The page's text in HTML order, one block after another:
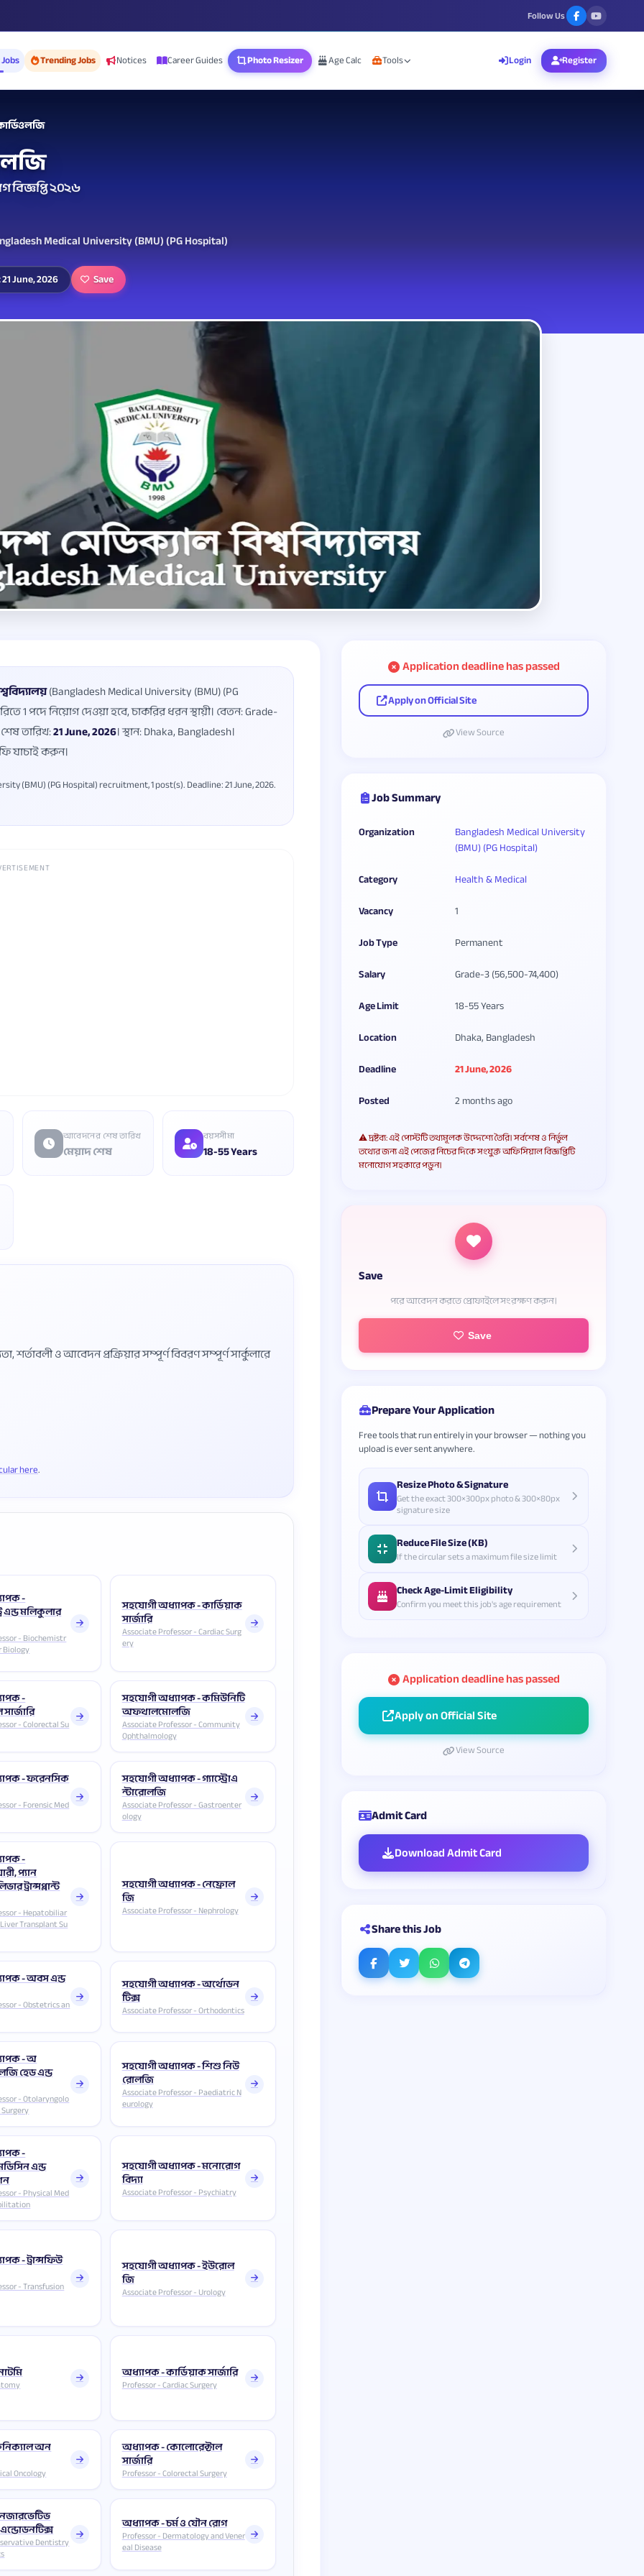
Follow Us
Trending Jobs Notices Career Guides Photo Resizer Age Calc Tools Login Register
বিজ্ঞপ্তি ২০২৬
Medical University (BMU) (PG Hospital)
June, 2026 Save
(Bangladesh Medical University (BMU) (PG
1 পদে নিয়োগ দেওয়া হবে, চাকরির ধরন স্থায়ী। বেতন: Grade-
তারিখ:21 June, 2026। স্থান: Dhaka, Bangladesh।
যাচাই করুন।
(BMU) (PG Hospital) recruitment, 1 post(s). Deadline: 21 June, 2026.
আবেদনের শেষ তারিখ
মেয়াদ শেষ
বয়সসীমা
18-55 Years
ও আবেদন প্রক্রিয়ার সম্পূর্ণ বিবরণ সম্পূর্ণ সার্কুলারে
here
-
এন্ড মলিকুলার
- Biochemistr
Biology
সহযোগী অধ্যাপক - কার্ডিয়াক
সার্জারি
Associate Professor - Cardiac Surg
ery
-
- Colorectal Su
সহযোগী অধ্যাপক - কমিউনিটি
অফথালমোলজি
Associate Professor - Community
Ophthalmology
- ফরেনসিক
- Forensic Med
সহযোগী অধ্যাপক - গ্যাস্ট্রোএ
ন্টারোলজি
Associate Professor - Gastroenter
ology
-
প্যান
ট্রান্সপ্লান্ট
- Hepatobiliar
Transplant Su
সহযোগী অধ্যাপক - নেফ্রোল
জি
Associate Professor - Nephrology
- অবস এন্ড
- Obstetrics an
সহযোগী অধ্যাপক - অর্থোডন
টিক্স
Associate Professor - Orthodontics
- অ
হেড এন্ড
- Otolaryngolo
সহযোগী অধ্যাপক - শিশু নিউ
রোলজি
Associate Professor - Paediatric N
eurology
-
এন্ড
- Physical Med
সহযোগী অধ্যাপক - মনোরোগ
বিদ্যা
Associate Professor - Psychiatry
- ট্রান্সফিউ
- Transfusion
সহযোগী অধ্যাপক - ইউরোল
জি
Associate Professor - Urology
অধ্যাপক - কার্ডিয়াক সার্জারি
Professor - Cardiac Surgery
অন
Oncology
অধ্যাপক - কোলোরেক্টাল
সার্জারি
Professor - Colorectal Surgery
এন্ডোডনটিক্স
Dentistry
অধ্যাপক - চর্ম ও যৌন রোগ
Professor - Dermatology and Vener
eal Disease
Application deadline has passed
Apply on Official Site
View Source
Job Summary
Organization
Bangladesh Medical University
(BMU) (PG Hospital)
Category
Health & Medical
Vacancy
1
Job Type
Permanent
Salary
Grade-3 (56,500-74,400)
Age Limit
18-55 Years
Location
Dhaka, Bangladesh
Deadline
21 June, 2026
Posted
2 months ago
⚠️ দ্রষ্টব্য: এই পোস্টটি তথ্যমূলক উদ্দেশ্যে তৈরি। সর্বশেষ ও নির্ভুল
তথ্যের জন্য এই পেজের নিচের দিকে সংযুক্ত অফিসিয়াল বিজ্ঞপ্তিটি
মনোযোগ সহকারে পড়ুন।
Save
পরে আবেদন করতে প্রোফাইলে সংরক্ষণ করুন।
Save
Prepare Your Application
Free tools that run entirely in your browser — nothing you
upload is ever sent anywhere.
Resize Photo & Signature
Get the exact 300×300px photo & 300×80px
signature size
Reduce File Size (KB)
If the circular sets a maximum file size limit
Check Age-Limit Eligibility
Confirm you meet this job's age requirement
Application deadline has passed
Apply on Official Site
View Source
Admit Card
Download Admit Card
Share this Job